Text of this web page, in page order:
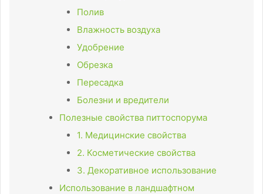
Полив
Влажность воздуха
Удобрение
Обрезка
Пересадка
Болезни и вредители
Полезные свойства питтоспорума
1. Медицинские свойства
2. Косметические свойства
3. Декоративное использование
Использование в ландшафтном